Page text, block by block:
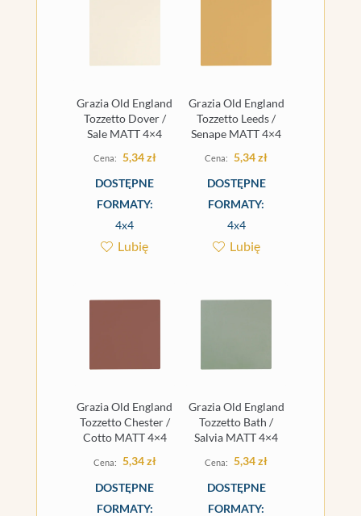
Grazia Old England
Tozzetto Dover /
Sale MATT 4×4
5,34zł
DOSTĘPNE
FORMATY:
4x4
Lubię
Grazia Old England
Tozzetto Leeds /
Senape MATT 4×4
5,34zł
DOSTĘPNE
FORMATY:
4x4
Lubię
Grazia Old England
Tozzetto Chester /
Cotto MATT 4×4
5,34zł
DOSTĘPNE
FORMATY:
Grazia Old England
Tozzetto Bath /
Salvia MATT 4×4
5,34zł
DOSTĘPNE
FORMATY: